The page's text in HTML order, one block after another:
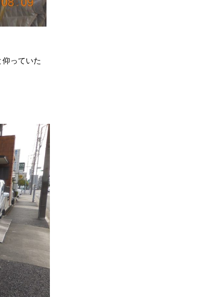
っていた